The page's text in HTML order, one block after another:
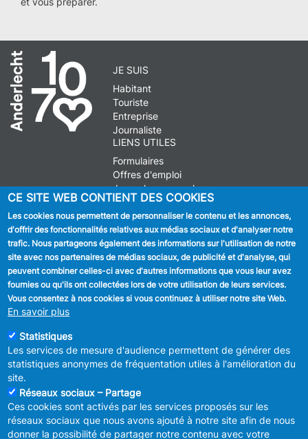
JE SUIS
Habitant
Touriste
Entreprise
Journaliste
LIENS UTILES
Formulaires
Offres d'emploi
Journal communal
Stationnement
SUIVEZ NOUS
Facebook
Linkedin
MENU
FOOTER
LEGAL
Déclaration de confidentialité
Déclaration d'accessibilité
CE SITE WEB CONTIENT DES COOKIES
Les cookies nous permettent de personnaliser le contenu et les annonces,
d'offrir des fonctionnalités relatives aux médias sociaux et d'analyser notre
trafic. Nous partageons également des informations sur l'utilisation de notre
site avec nos partenaires de médias sociaux, de publicité et d'analyse, qui
peuvent combiner celles-ci avec d'autres informations que vous leur avez
fournies ou qu'ils ont collectées lors de votre utilisation de leurs services.
Vous consentez à nos cookies si vous continuez à utiliser notre site Web.
En savoir plus
Statistiques
Les services de mesure d'audience permettent de générer des
statistiques anonymes de fréquentation utiles à l'amélioration du
site.
Réseaux sociaux – Partage
Ces cookies sont activés par les services proposés sur les
réseaux sociaux que nous avons ajouté à notre site afin de nous
donner la possibilité de partager notre contenu avec votre